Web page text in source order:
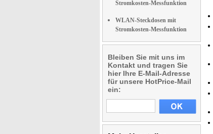
Stromkosten-Messfunktion
WLAN-Steckdosen mit
Stromkosten-Messfunktion
Bleiben Sie mit uns im
Kontakt und tragen Sie
hier Ihre E-Mail-Adresse
für unsere HotPrice-Mail
ein: